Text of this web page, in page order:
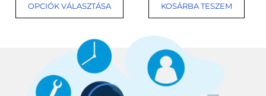
OPCIÓK VÁLASZTÁSA KOSÁRBA TESZEM